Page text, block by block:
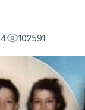
102591